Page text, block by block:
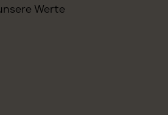
Werte